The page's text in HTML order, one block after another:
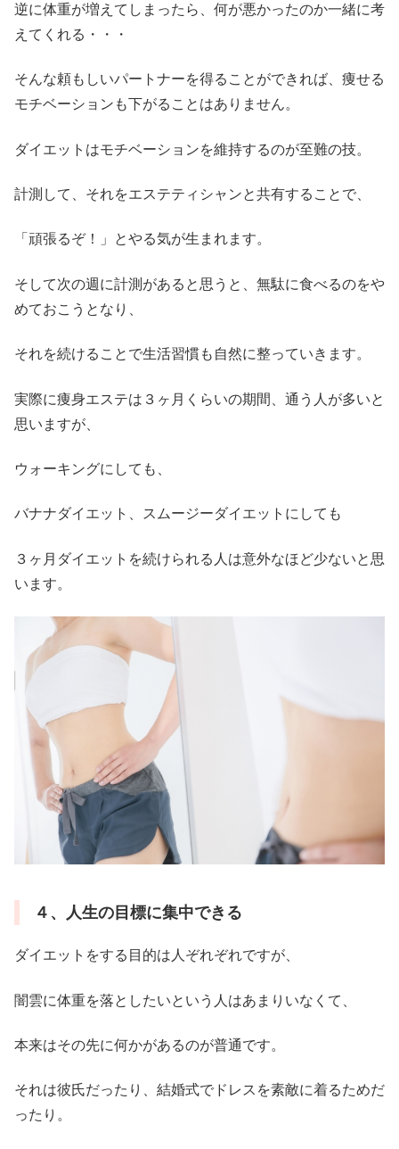
逆に体重が増えてしまったら、何が悪かったのか一緒に考
えてくれる・・・
そんな頼もしいパートナーを得ることができれば、痩せる
モチベーションも下がることはありません。
ダイエットはモチベーションを維持するのが至難の技。
計測して、それをエステティシャンと共有することで、
「頑張るぞ！」とやる気が生まれます。
そして次の週に計測があると思うと、無駄に食べるのをや
めておこうとなり、
それを続けることで生活習慣も自然に整っていきます。
実際に痩身エステは３ヶ月くらいの期間、通う人が多いと
思いますが、
ウォーキングにしても、
バナナダイエット、スムージーダイエットにしても
３ヶ月ダイエットを続けられる人は意外なほど少ないと思
います。
４、人生の目標に集中できる
ダイエットをする目的は人ぞれぞれですが、
闇雲に体重を落としたいという人はあまりいなくて、
本来はその先に何かがあるのが普通です。
それは彼氏だったり、結婚式でドレスを素敵に着るためだ
ったり。